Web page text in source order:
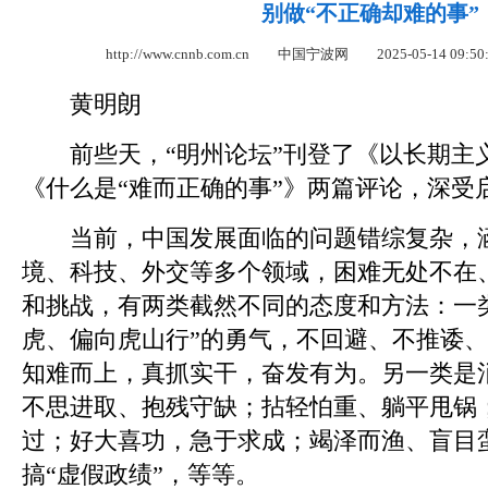
别做“不正确却难的事”
http://www.cnnb.com.cn 中国宁波网 2025-05-14
黄明朗
前些天，“明州论坛”刊登了《以长期主
《什么是“难而正确的事”》两篇评论，深受
当前，中国发展面临的问题错综复杂，
境、科技、外交等多个领域，困难无处不在
和挑战，有两类截然不同的态度和方法：一
虎、偏向虎山行”的勇气，不回避、不推诿
知难而上，真抓实干，奋发有为。另一类是
不思进取、抱残守缺；拈轻怕重、躺平甩锅
过；好大喜功，急于求成；竭泽而渔、盲目
搞“虚假政绩”，等等。